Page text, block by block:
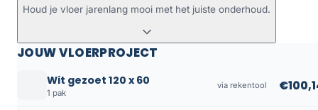
Houd je vloer jarenlang mooi met het juiste onderhoud.
JOUW VLOERPROJECT
Wit gezoet 120 x 60
1 pak
via rekentool